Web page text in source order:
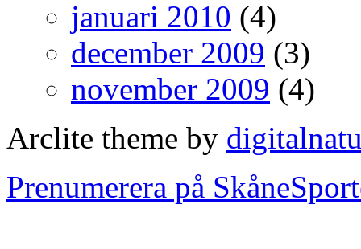
januari 2010 (4)
december 2009 (3)
november 2009 (4)
Arclite theme by
Prenumerera på